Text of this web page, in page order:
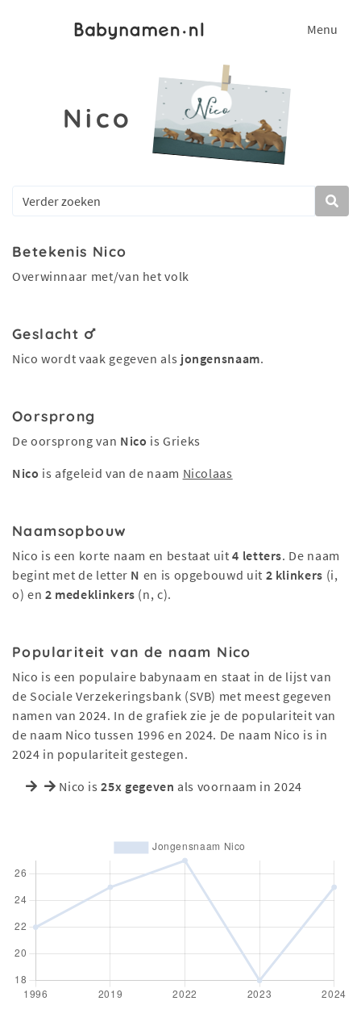
Menu
Nico
Betekenis Nico
Overwinnaar met/van het volk
Geslacht
Nico wordt vaak gegeven als jongensnaam.
Oorsprong
De oorsprong van Nico is Grieks
Nico is afgeleid van de naam Nicolaas
Naamsopbouw
Nico is een korte naam en bestaat uit4 letters. De naam
begint met de letter N en is opgebouwd uit 2 klinkers (i,
o) en 2 medeklinkers (n, c).
Populariteit van de naam Nico
Nico is een populaire babynaam en staat in de lijst van
de Sociale Verzekeringsbank (SVB) met meest gegeven
namen van 2024. In de grafiek zie je de populariteit van
de naam Nico tussen 1996 en 2024. De naam Nico is in
2024 in populariteit gestegen.
Nico is25x gegeven als voornaam in 2024